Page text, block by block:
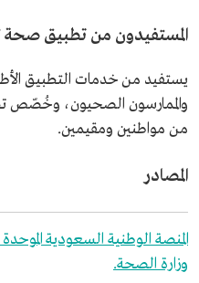
المستفيدون من تطبيق صحة
يستفيد من خدمات التطبيق
والممارسون الصحيون، وخُصّص
من مواطنين ومقيمين.
المصادر
المنصة الوطنية السعودية
وزارة الصحة.